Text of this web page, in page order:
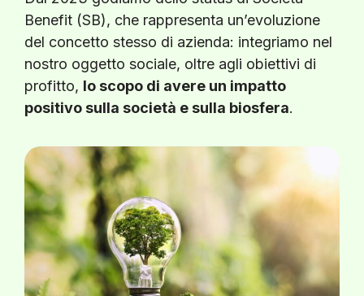
Benefit (SB), che rappresenta un’evoluzione
del concetto stesso di azienda: integriamo nel
nostro oggetto sociale, oltre agli obiettivi di
profitto, lo scopo di avere un impatto
positivo sulla società e sulla biosfera.